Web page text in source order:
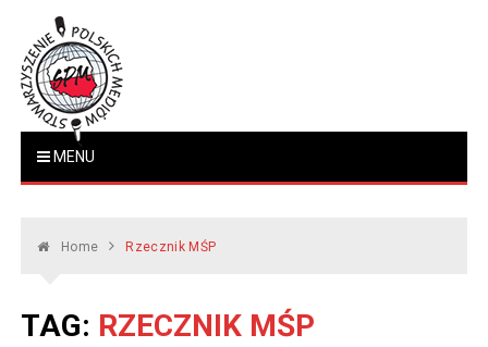
content
Stowarzyszenie Polskich
www.polskiemedia.org
MENU
Home Rzecznik MŚP
TAG: RZECZNIK MŚP